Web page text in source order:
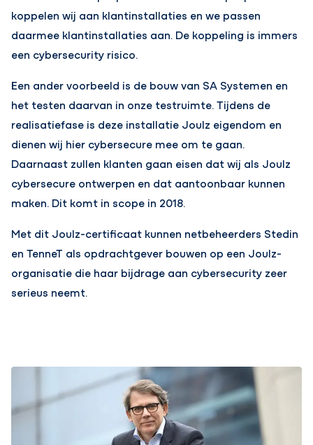
koppelen wij aan klantinstallaties en we passen
daarmee klantinstallaties aan. De koppeling is immers
een cybersecurity risico.
Een ander voorbeeld is de bouw van SA Systemen en
het testen daarvan in onze testruimte. Tijdens de
realisatiefase is deze installatie Joulz eigendom en
dienen wij hier cybersecure mee om te gaan.
Daarnaast zullen klanten gaan eisen dat wij als Joulz
cybersecure ontwerpen en dat aantoonbaar kunnen
maken. Dit komt in scope in 2018.
Met dit Joulz-certificaat kunnen netbeheerders Stedin
en TenneT als opdrachtgever bouwen op een Joulz-
organisatie die haar bijdrage aan cybersecurity zeer
serieus neemt.